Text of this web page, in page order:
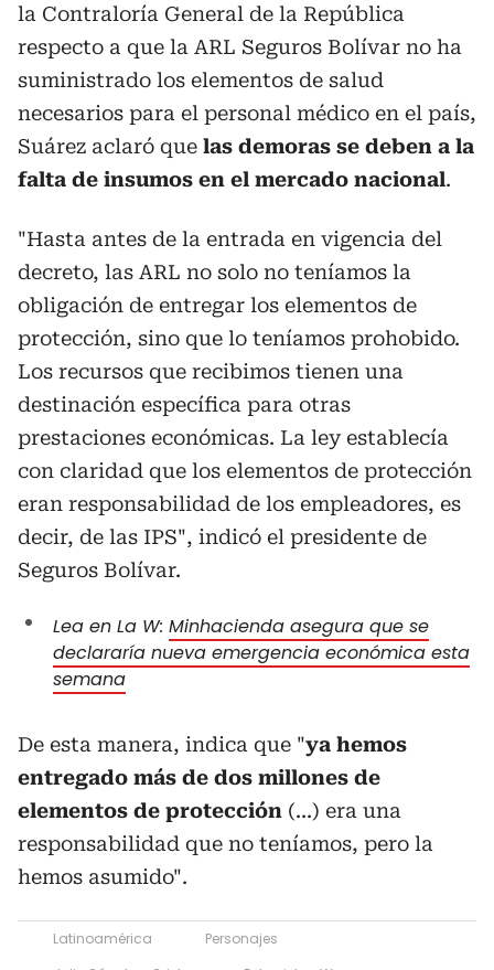
la Contraloría General de la República
respecto a que la ARL Seguros Bolívar no ha
suministrado los elementos de salud
necesarios para el personal médico en el país,
Suárez aclaró que las demoras se deben a la
falta de insumos en el mercado nacional.
"Hasta antes de la entrada en vigencia del
decreto, las ARL no solo no teníamos la
obligación de entregar los elementos de
protección, sino que lo teníamos prohobido.
Los recursos que recibimos tienen una
destinación específica para otras
prestaciones económicas. La ley establecía
con claridad que los elementos de protección
eran responsabilidad de los empleadores, es
decir, de las IPS", indicó el presidente de
Seguros Bolívar.
Lea en La W: Minhacienda asegura que se
declararía nueva emergencia económica esta
semana
De esta manera, indica que "ya hemos
entregado más de dos millones de
elementos de protección (...) era una
responsabilidad que no teníamos, pero la
hemos asumido".
Latinoamérica
Personajes